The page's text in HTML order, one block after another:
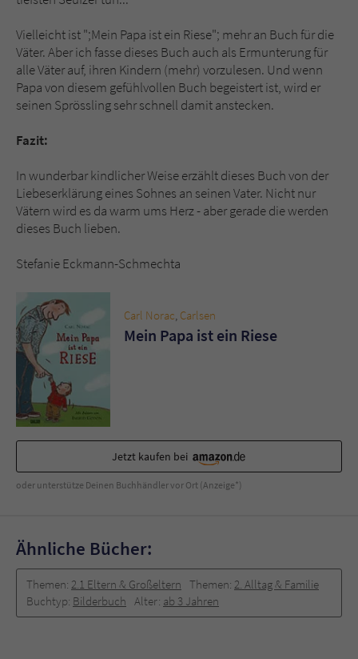
Vielleicht ist ";Mein Papa ist ein Riese"; mehr an Buch für die
Väter. Aber ich fasse dieses Buch auch als Ermunterung für
alle Väter auf, ihren Kindern (mehr) vorzulesen. Und wenn
Papa von diesem gefühlvollen Buch begeistert ist, wird er
seinen Sprössling sehr schnell damit anstecken.
Fazit:
In wunderbar kindlicher Weise erzählt dieses Buch von der
Liebeserklärung eines Sohnes an seinen Vater. Nicht nur
Vätern wird es da warm ums Herz - aber gerade die werden
dieses Buch lieben.
Stefanie Eckmann-Schmechta
Carl Norac, Carlsen
Mein Papa ist ein Riese
Jetzt kaufen bei
oder unterstütze Deinen Buchhändler vor Ort (Anzeige*)
Ähnliche Bücher:
Themen: 2.1 Eltern & Großeltern Themen: 2. Alltag & Familie
Buchtyp: Bilderbuch Alter: ab 3 Jahren